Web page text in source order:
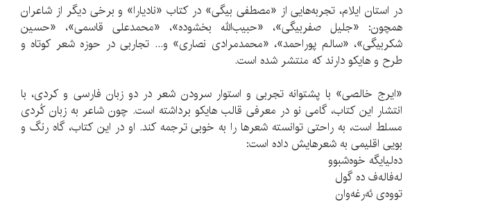
در استان ایلام، تجربه‌هایی از «مصطفی بیگی» در کتاب «نادیارا» و برخی دیگر از شاعران
همچون: «جلیل صفربیگی»، «حبیب‌الله بخشوده»، «محمدعلی قاسمی»، «حسین
شکربیگی»، «سالم پوراحمد»، «محمدمرادی نصاری» و... تجاربی در حوزه شعر کوتاه و
طرح و‌ هایکو دارند که منتشر شده است.
«ایرج خالصی» با پشتوانه تجربی و استوار سرودن شعر در دو زبان فارسی و کردی، با
انتشار این کتاب، گامی نو در معرفی قالب‌ هایکو برداشته است. چون شاعر به زبان کُردی
مسلط است، به راحتی توانسته شعرها را به خوبی ترجمه کند. او در این کتاب، گاه رنگ و
بویی اقلیمی به شعرهایش داده است:
ده‌لیایگه خوه‌شبوو
له‌فاله‌ف ده گول
تووه‌ی ئه‌رغه‌وان